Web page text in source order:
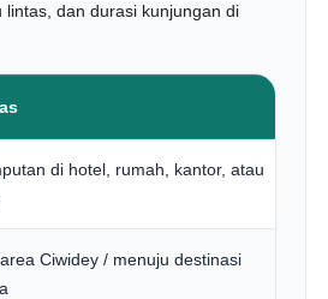
lintas, dan durasi kunjungan di
di hotel, rumah, kantor, atau
Ciwidey / menuju destinasi